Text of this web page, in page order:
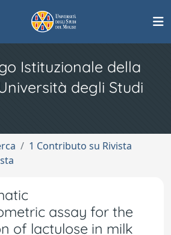
Istituzionale della
degli Studi
1 Contributo su Rivista
assay for the
of lactulose in milk